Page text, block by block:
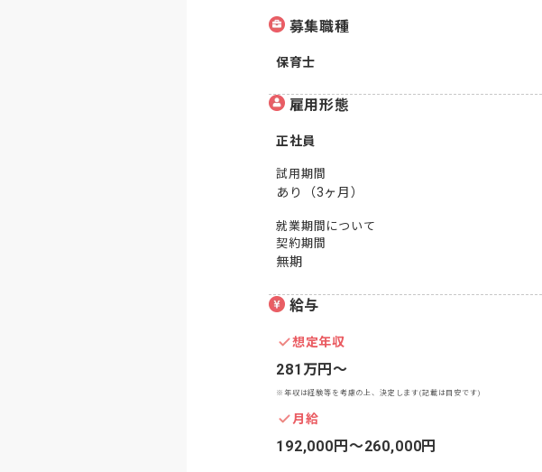
募集職種
保育士
雇用形態
正社員
試用期間
あり（3ヶ月）
就業期間について
契約期間
無期
給与
想定年収
281万円〜
※年収は経験等を考慮の上、決定します(記載は目安です)
月給
192,000円〜260,000円